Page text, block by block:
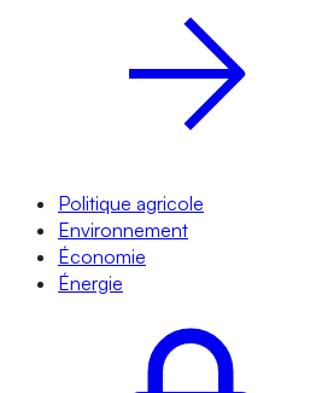
Politique agricole
Environnement
Économie
Énergie